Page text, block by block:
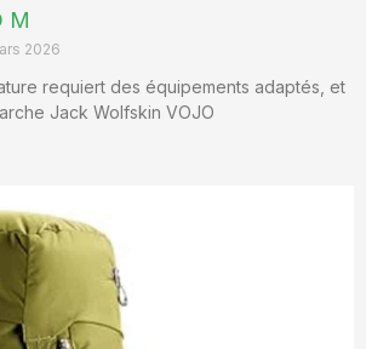
M
2026
requiert des équipements adaptés, et
Jack Wolfskin VOJO